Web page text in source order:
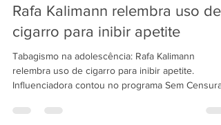
Tabagismo na adolescência:
Rafa Kalimann relembra uso de
cigarro para inibir apetite
Tabagismo na adolescência: Rafa Kalimann
relembra uso de cigarro para inibir apetite.